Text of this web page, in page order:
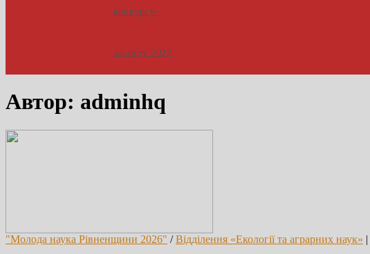
конкурсу-
захисту 2022
Автор: adminhq
"Молода наука Рівненщини 2026" /Відділення «Екології та аграрних наук» |